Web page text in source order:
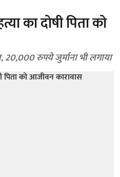
का दोषी पिता को
रुपये जुर्माना भी लगाया